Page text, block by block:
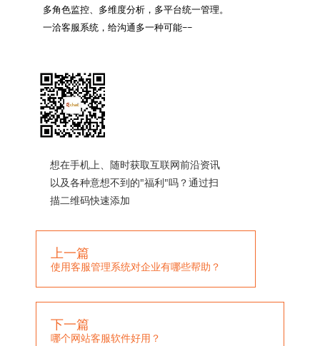
多角色监控、多维度分析，多平台统一管理。
一洽客服系统，给沟通多一种可能~~
想在手机上、随时获取互联网前沿资讯
以及各种意想不到的"福利"吗？通过扫
描二维码快速添加
上一篇
使用客服管理系统对企业有哪些帮助？
下一篇
哪个网站客服软件好用？